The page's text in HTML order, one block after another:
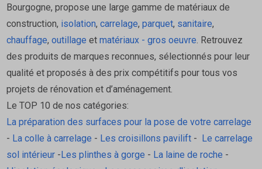
Gamme d’accessoires pour une conformité totale
au DTU 45.11
Les bénéfices pour le maître
d'ouvrage:
Pas de travaux à l’intérieur de la maison, ni sur la
toiture
Réduit les bruits venant de l'extérieur et favorise
Incombustible: contribue à la sécurité de
l’habitation
Bourgogne, propose une large gamme de matériaux de
construction, isolation, carrelage, parquet, sanitaire,
chauffage, outillage et matériaux - gros oeuvre. Retrouvez
des produits de marques reconnues, sélectionnés pour leur
qualité et proposés à des prix compétitifs pour tous vos
projets de rénovation et d’aménagement.
Le TOP 10 de nos catégories:
La préparation des surfaces pour la pose de votre carrelage
- La colle à carrelage - Les croisillons pavilift-
Le carrelage
sol intérieur- Les plinthes à gorge - La laine de roche -